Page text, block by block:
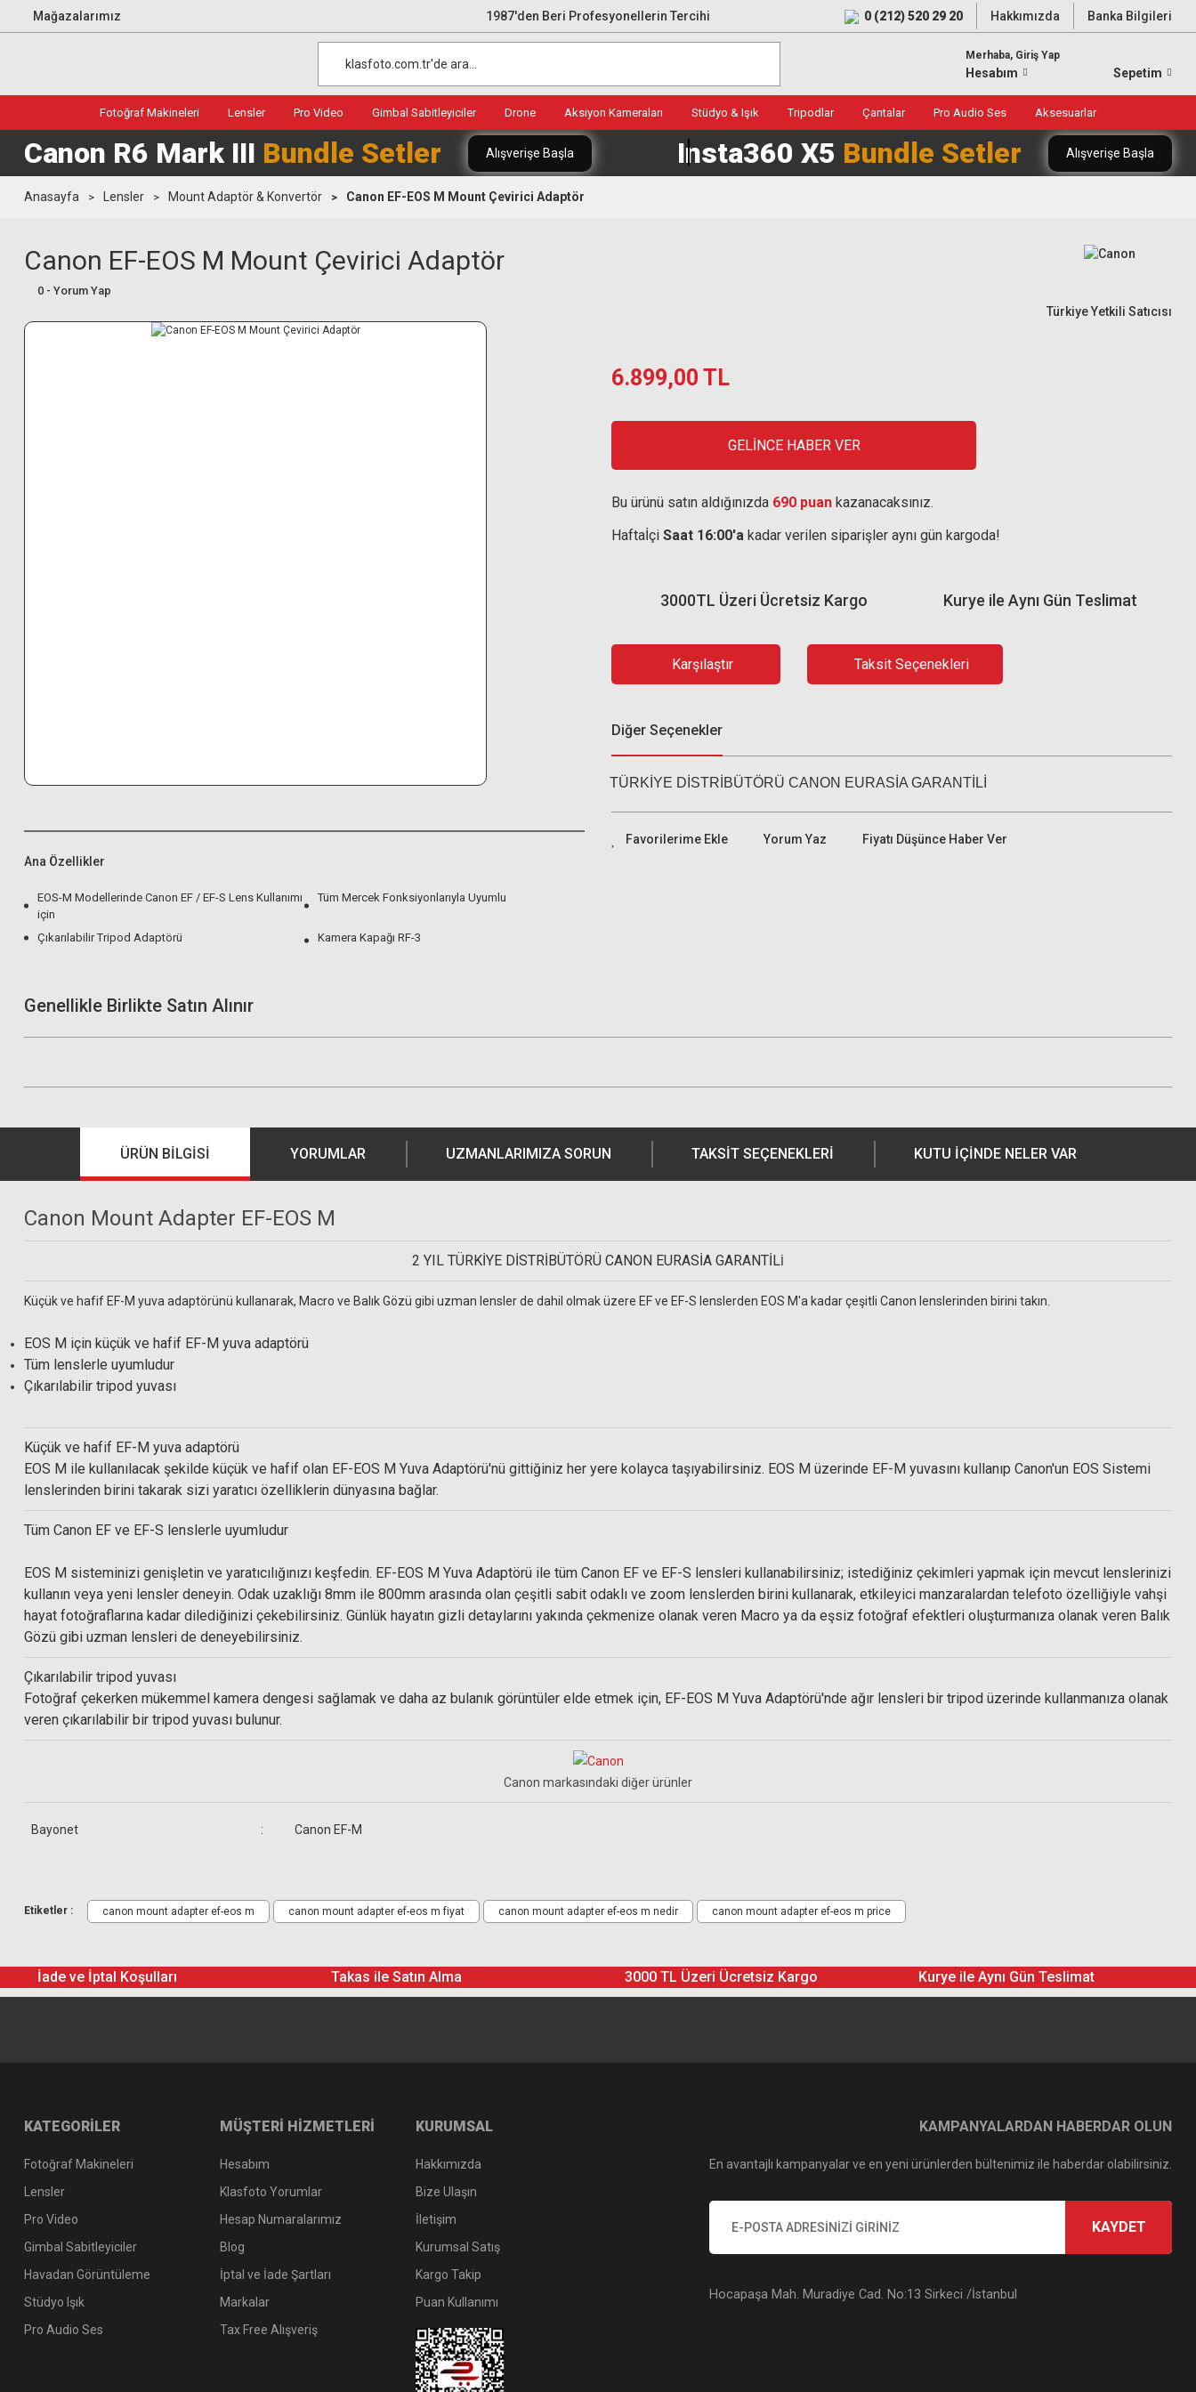
Mağazalarımız 1987'den Beri Profesyonellerin Tercihi 0 (212) 520 29 20 Hakkımızda Banka Bilgileri
Merhaba, Giriş Yap
Hesabım Sepetim
Fotoğraf Makineleri Lensler Pro Video Gimbal Sabitleyiciler Drone Aksiyon Kameraları Stüdyo & Işık Tripodlar Çantalar Pro Audio Ses Aksesuarlar
Canon R6 Mark III Bundle Setler Alışverişe Başla Insta360 X5 Bundle Setler Alışverişe Başla
Anasayfa Lensler Mount Adaptör & Konvertör Canon EF-EOS M Mount Çevirici Adaptör
Canon EF-EOS M Mount Çevirici Adaptör
0 - Yorum Yap
Türkiye Yetkili Satıcısı
Ana Özellikler
EOS-M Modellerinde Canon EF / EF-S Lens Kullanımı
için
Tüm Mercek Fonksiyonlarıyla Uyumlu
Çıkarılabilir Tripod Adaptörü Kamera Kapağı RF-3
6.899,00 TL
GELİNCE HABER VER
Bu ürünü satın aldığınızda 690 puan kazanacaksınız.
Haftaİçi Saat 16:00'a kadar verilen siparişler aynı gün kargoda!
Kurye ile Aynı Gün Teslimat
3000TL Üzeri Ücretsiz Kargo
Karşılaştır Taksit Seçenekleri
Diğer Seçenekler
TÜRKİYE DİSTRİBÜTÖRÜ CANON EURASİA GARANTİLİ
Yorum Yaz Fiyatı Düşünce Haber Ver
Genellikle Birlikte Satın Alınır
S+M Rehberg Optik Sprey + 50 Yaprak Temizleme Kağıdı + Fırça Uçlu Hava Pompası
999,00 TL
599,00 TL
ÜRÜN BILGISI YORUMLAR UZMANLARIMIZA SORUN TAKSIT SEÇENEKLERI KUTU İÇİNDE NELER VAR
Canon Mount Adapter EF-EOS M
2 YIL TÜRKİYE DİSTRİBÜTÖRÜ CANON EURASİA GARANTİLİ
Küçük ve hafif EF-M yuva adaptörünü kullanarak, Macro ve Balık Gözü gibi uzman lensler de dahil olmak üzere EF ve EF-S lenslerden EOS M'a kadar çeşitli Canon lenslerinden birini takın.
EOS M için küçük ve hafif EF-M yuva adaptörü
Tüm lenslerle uyumludur
Çıkarılabilir tripod yuvası
Küçük ve hafif EF-M yuva adaptörü
EOS M ile kullanılacak şekilde küçük ve hafif olan EF-EOS M Yuva Adaptörü'nü gittiğiniz her yere kolayca taşıyabilirsiniz. EOS M üzerinde EF-M yuvasını kullanıp Canon'un EOS Sistemi
lenslerinden birini takarak sizi yaratıcı özelliklerin dünyasına bağlar.
Tüm Canon EF ve EF-S lenslerle uyumludur
EOS M sisteminizi genişletin ve yaratıcılığınızı keşfedin. EF-EOS M Yuva Adaptörü ile tüm Canon EF ve EF-S lensleri kullanabilirsiniz; istediğiniz çekimleri yapmak için mevcut lenslerinizi
kullanın veya yeni lensler deneyin. Odak uzaklığı 8mm ile 800mm arasında olan çeşitli sabit odaklı ve zoom lenslerden birini kullanarak, etkileyici manzaralardan telefoto özelliğiyle vahşi
hayat fotoğraflarına kadar dilediğinizi çekebilirsiniz. Günlük hayatın gizli detaylarını yakında çekmenize olanak veren Macro ya da eşsiz fotoğraf efektleri oluşturmanıza olanak veren Balık
Gözü gibi uzman lensleri de deneyebilirsiniz.
Çıkarılabilir tripod yuvası
Fotoğraf çekerken mükemmel kamera dengesi sağlamak ve daha az bulanık görüntüler elde etmek için, EF-EOS M Yuva Adaptörü'nde ağır lensleri bir tripod üzerinde kullanmanıza olanak
veren çıkarılabilir bir tripod yuvası bulunur.
Canon markasındaki diğer ürünler
Bayonet : Canon EF-M
Etiketler : canon mount adapter ef-eos m canon mount adapter ef-eos m fiyat canon mount adapter ef-eos m nedir canon mount adapter ef-eos m price
İade ve İptal Koşulları Takas ile Satın Alma 3000 TL Üzeri Ücretsiz Kargo Kurye ile Aynı Gün Teslimat
KATEGORİLER
Fotoğraf Makineleri
Lensler
Pro Video
Gimbal Sabitleyiciler
Havadan Görüntüleme
Stüdyo Işık
Pro Audio Ses
MÜŞTERİ HİZMETLERİ
Hesabım
Klasfoto Yorumlar
Hesap Numaralarımız
Blog
İptal ve İade Şartları
Markalar
Tax Free Alışveriş
KURUMSAL
Hakkımızda
Bize Ulaşın
İletişim
Kurumsal Satış
Kargo Takip
Puan Kullanımı
KAMPANYALARDAN HABERDAR OLUN
En avantajlı kampanyalar ve en yeni ürünlerden bültenimiz ile haberdar olabilirsiniz.
KAYDET
Hocapaşa Mah. Muradiye Cad. No:13 Sirkeci /İstanbul